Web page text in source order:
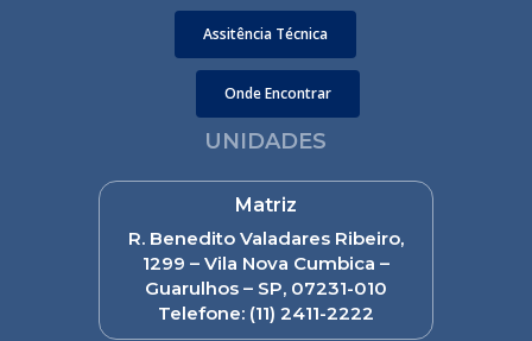
Assitência Técnica
Onde Encontrar
UNIDADES
Matriz
R. Benedito Valadares Ribeiro,
1299 – Vila Nova Cumbica –
Guarulhos – SP, 07231-010
Telefone: (11) 2411-2222